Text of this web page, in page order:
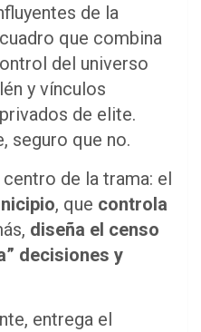
de la
que combina
del universo
y vínculos
de elite.
seguro que no.
de la trama: el
, que controla
diseña el censo
decisiones y
entrega el